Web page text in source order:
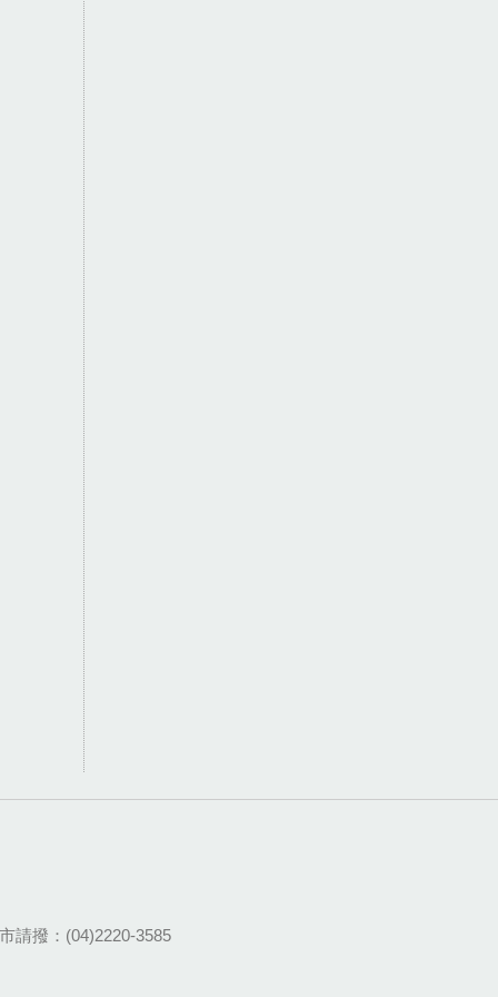
請撥：(04)2220-3585